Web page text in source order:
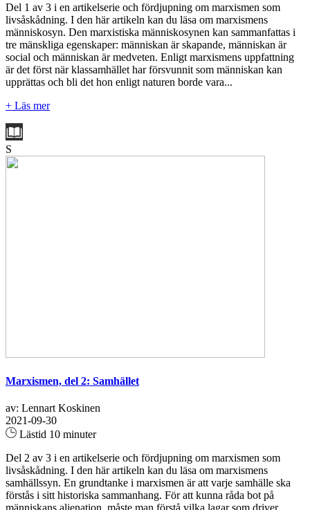
Del 1 av 3 i en artikelserie och fördjupning om marxismen som
livsåskådning. I den här artikeln kan du läsa om marxismens
människosyn. Den marxistiska människosynen kan sammanfattas i
tre mänskliga egenskaper: människan är skapande, människan är
social och människan är medveten. Enligt marxismens uppfattning
är det först när klassamhället har försvunnit som människan kan
upprättas och bli det hon enligt naturen borde vara...
+ Läs mer
S
Marxismen, del 2: Samhället
av: Lennart Koskinen
2021-09-30
Lästid 10 minuter
Del 2 av 3 i en artikelserie och fördjupning om marxismen som
livsåskådning. I den här artikeln kan du läsa om marxismens
samhällssyn. En grundtanke i marxismen är att varje samhälle ska
förstås i sitt historiska sammanhang. För att kunna råda bot på